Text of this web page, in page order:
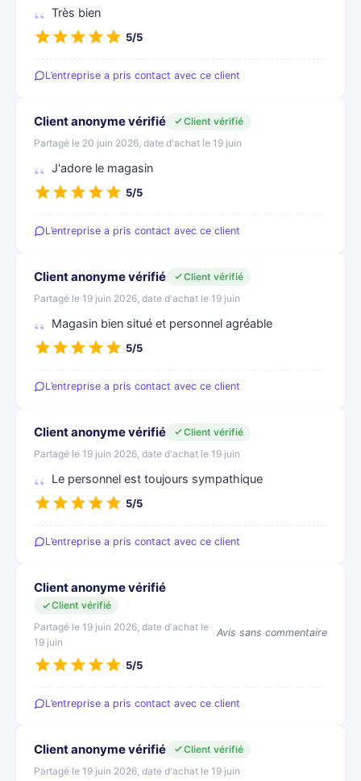
Très bien
5/5
L’entreprise a pris contact avec ce client
Client anonyme vérifié
Client vérifié
Partagé le 20 juin 2026, date d'achat le 19 juin
J'adore le magasin
5/5
L’entreprise a pris contact avec ce client
Client anonyme vérifié
Client vérifié
Partagé le 19 juin 2026, date d'achat le 19 juin
Magasin bien situé et personnel agréable
5/5
L’entreprise a pris contact avec ce client
Client anonyme vérifié
Client vérifié
Partagé le 19 juin 2026, date d'achat le 19 juin
Le personnel est toujours sympathique
5/5
L’entreprise a pris contact avec ce client
Client anonyme vérifié
Client vérifié
Partagé le 19 juin 2026, date d'achat le
19 juin
Avis sans commentaire
5/5
L’entreprise a pris contact avec ce client
Client anonyme vérifié
Client vérifié
Partagé le 19 juin 2026, date d'achat le 19 juin